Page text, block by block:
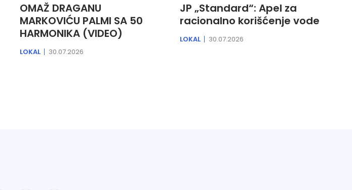
OMAŽ DRAGANU
MARKOVIĆU PALMI SA 50
HARMONIKA (VIDEO)
LOKAL 30.07.2026
JP „Standard“: Apel za
racionalno korišćenje vode
LOKAL 30.07.2026